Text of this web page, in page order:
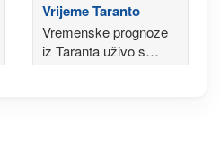
Vrijeme Taranto
Vremenske prognoze
iz Taranta uživo s
pogledom na Murge i